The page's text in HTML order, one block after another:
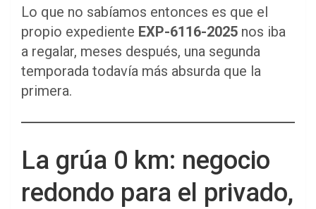
Lo que no sabíamos entonces es que el
propio expediente EXP-6116-2025 nos iba
a regalar, meses después, una segunda
temporada todavía más absurda que la
primera.
La grúa 0 km: negocio
redondo para el privado,